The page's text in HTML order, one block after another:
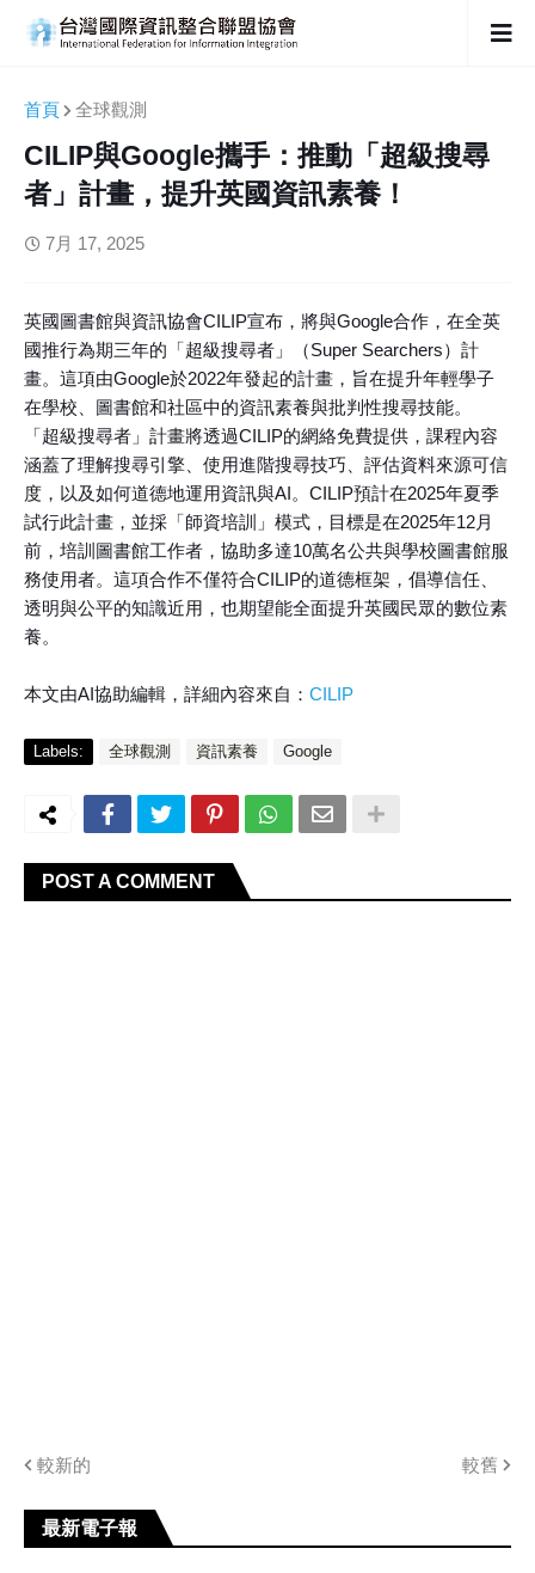
首頁 全球觀測
CILIP與Google攜手：推動「超級搜尋
者」計畫，提升英國資訊素養！
7月 17, 2025
英國圖書館與資訊協會CILIP宣布，將與Google合作，在全英
國推行為期三年的「超級搜尋者」（Super Searchers）計
畫。這項由Google於2022年發起的計畫，旨在提升年輕學子
在學校、圖書館和社區中的資訊素養與批判性搜尋技能。
「超級搜尋者」計畫將透過CILIP的網絡免費提供，課程內容
涵蓋了理解搜尋引擎、使用進階搜尋技巧、評估資料來源可信
度，以及如何道德地運用資訊與AI。CILIP預計在2025年夏季
試行此計畫，並採「師資培訓」模式，目標是在2025年12月
前，培訓圖書館工作者，協助多達10萬名公共與學校圖書館服
務使用者。這項合作不僅符合CILIP的道德框架，倡導信任、
透明與公平的知識近用，也期望能全面提升英國民眾的數位素
養。
本文由AI協助編輯，詳細內容來自： CILIP
Labels: 全球觀測 資訊素養 Google
POST A COMMENT
較新的 較舊
最新電子報